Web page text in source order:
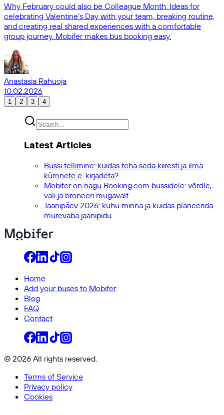
Why February could also be Colleague Month. Ideas for
celebrating Valentine’s Day with your team, breaking routine,
and creating real shared experiences with a comfortable
group journey. Mobifer makes bus booking easy.
Anastasia Rahuoja
10.02.2026
1 2 3 4
Latest Articles
Bussi tellimine: kuidas teha seda kiiresti ja ilma
kümnete e-kirjadeta?
Mobifer on nagu Booking.com bussidele: võrdle,
vali ja broneeri mugavalt
Jaanipäev 2026: kuhu minna ja kuidas planeerida
murevaba jaanipidu
Home
Add your buses to Mobifer
Blog
FAQ
Contact
© 2026 All rights reserved.
Terms of Service
Privacy policy
Cookies